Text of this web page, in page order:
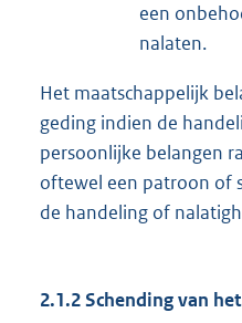
een
nalaten.
Het maatschappelijk
geding indien de
persoonlijke belangen
oftewel een patroon of
de handeling of
2.1.2 Schending van